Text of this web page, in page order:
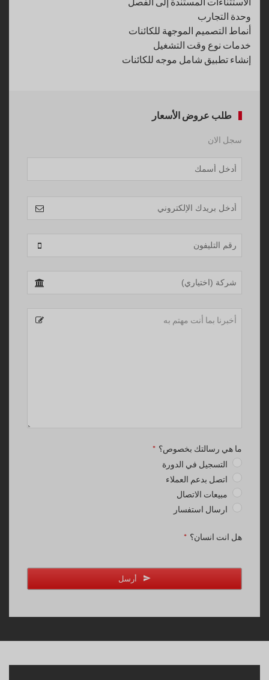
وحدة التجارب
أنماط التصميم الموجهة للكائنات
خدمات نوع وقت التشغيل
إنشاء تطبيق شامل موجه للكائنات
طلب عروض الأسعار
سجل الان
Email
Address
*
ما هي رسالتك بخصوص؟ *
التسجيل في الدورة
اتصل بدعم العملاء
مبيعات الاتصال
ارسال استفسار
هل انت انسان؟ *
أرسل